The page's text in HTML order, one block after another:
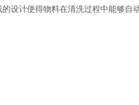
的设计使得物料在清洗过程中能够自